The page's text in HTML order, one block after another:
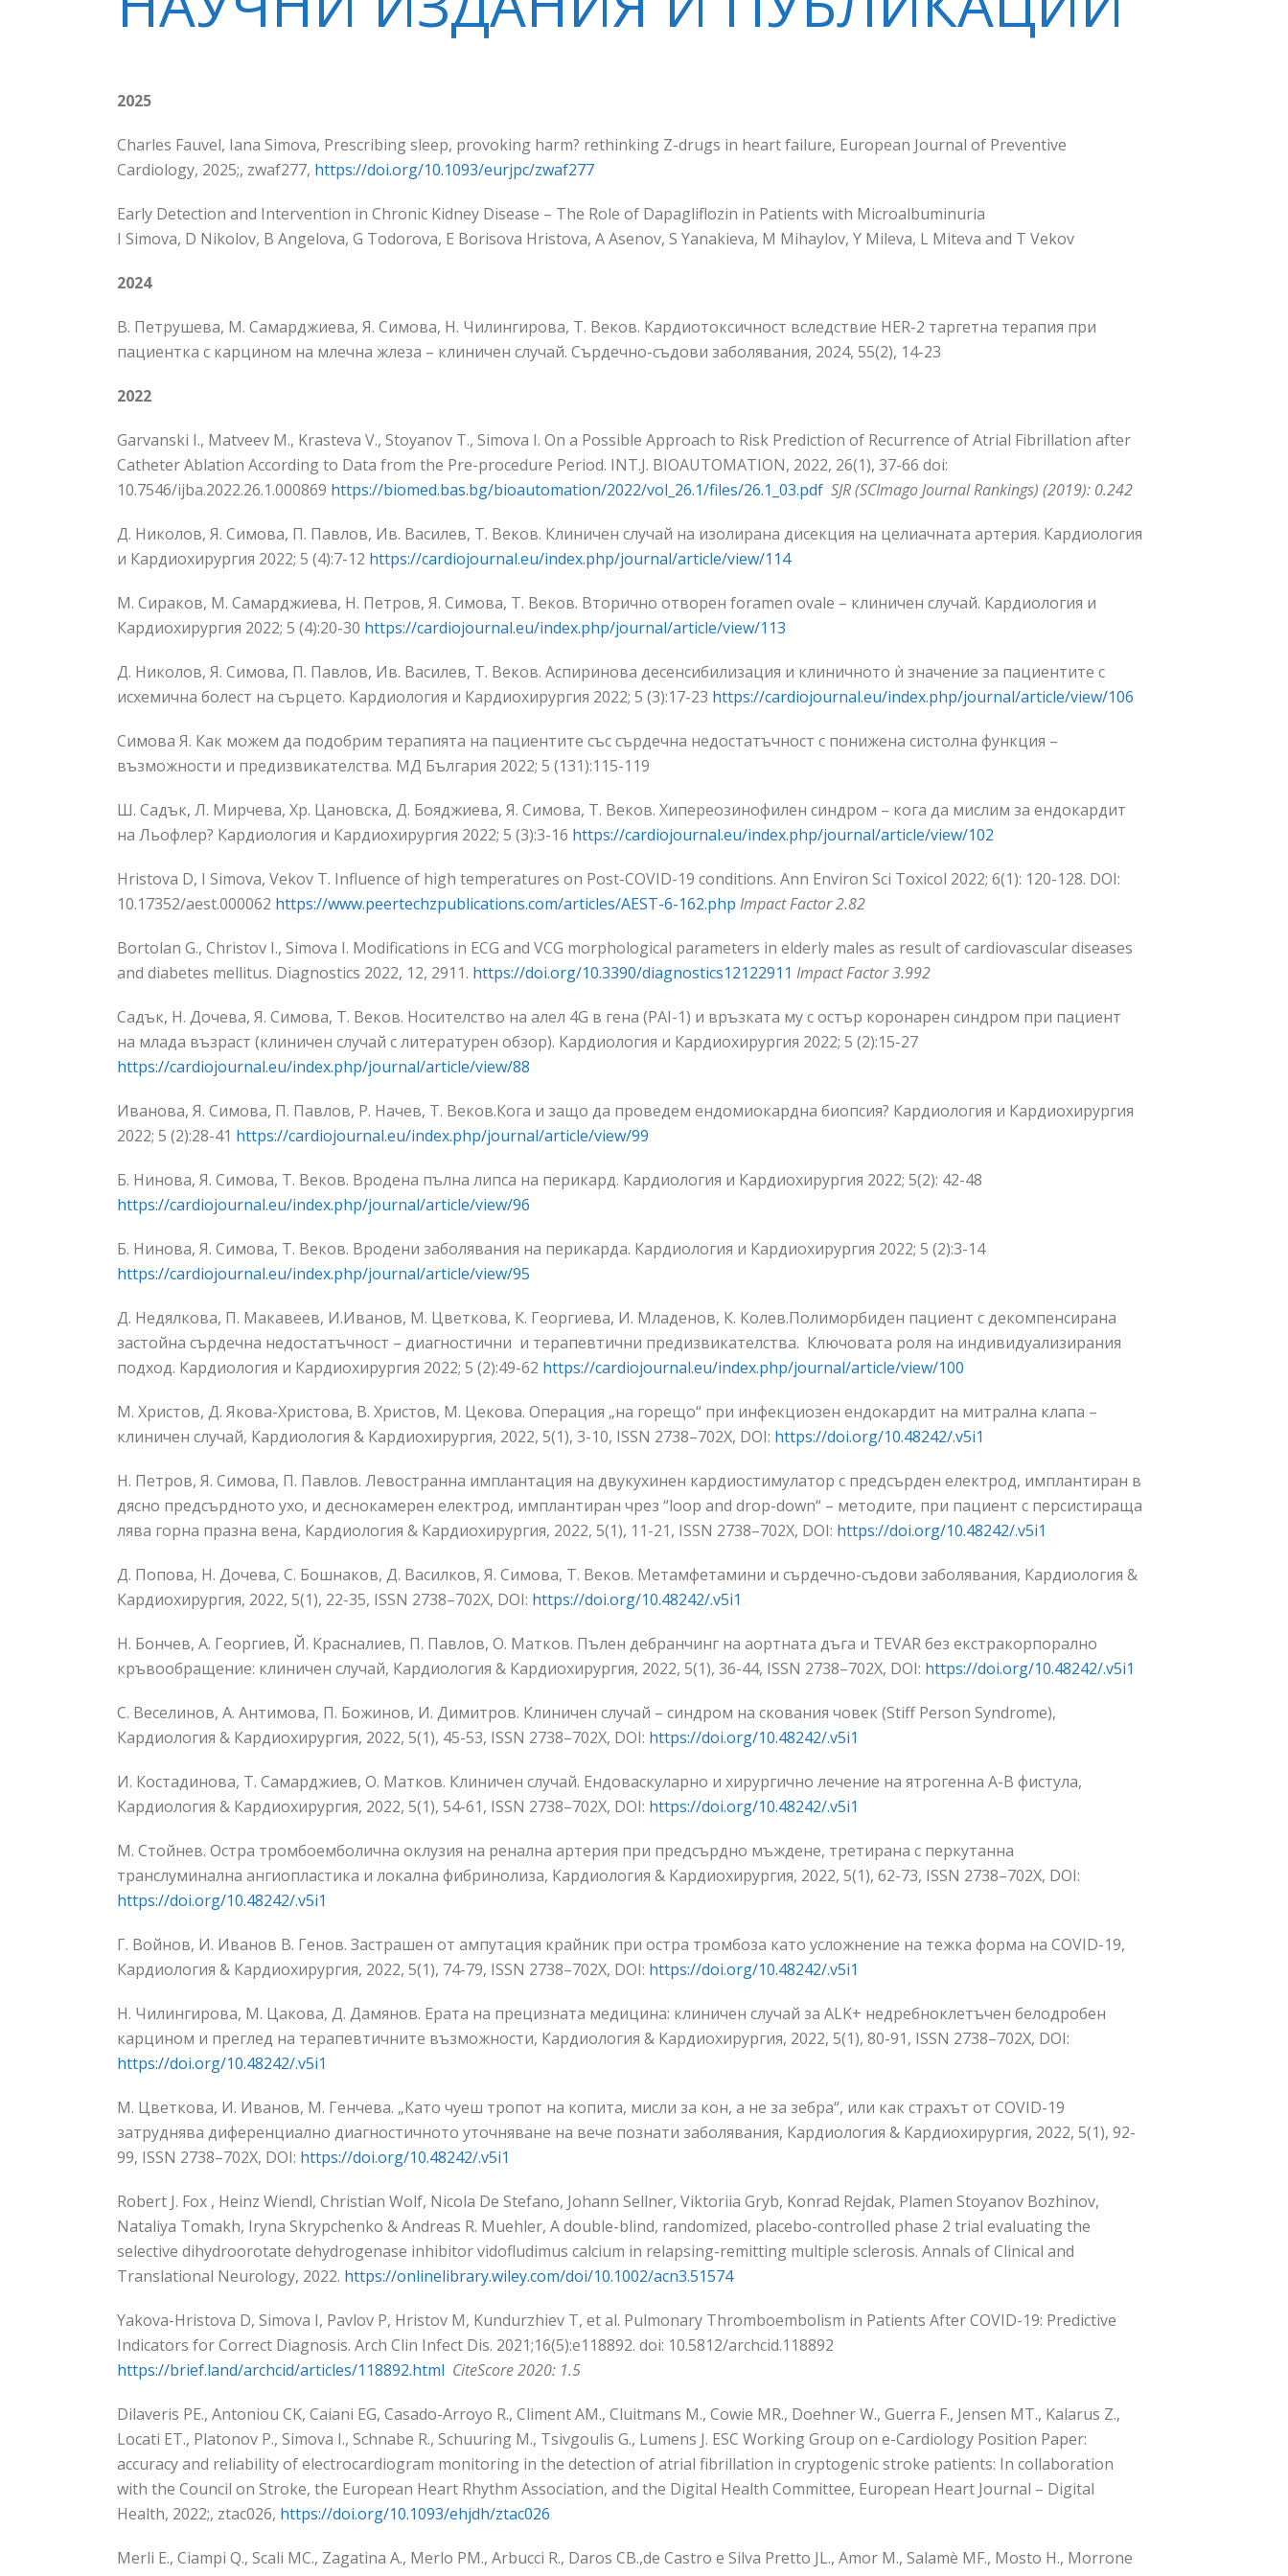
2025
Charles Fauvel, Iana Simova, Prescribing sleep, provoking harm? rethinking Z-drugs in heart failure, European Journal of Preventive
Cardiology, 2025;, zwaf277, https://doi.org/10.1093/eurjpc/zwaf277
Early Detection and Intervention in Chronic Kidney Disease – The Role of Dapagliflozin in Patients with Microalbuminuria
I Simova, D Nikolov, B Angelova, G Todorova, E Borisova Hristova, A Asenov, S Yanakieva, M Mihaylov, Y Mileva, L Miteva and Т Vekov
2024
В. Петрушева, М. Самарджиева, Я. Симова, Н. Чилингирова, Т. Веков. Кардиотоксичност вследствие HER-2 таргетна терапия при
пациентка с карцином на млечна жлеза – клиничен случай. Сърдечно-съдови заболявания, 2024, 55(2), 14-23
2022
Garvanski I., Matveev M., Krasteva V., Stoyanov T., Simova I. On a Possible Approach to Risk Prediction of Recurrence of Atrial Fibrillation аfter
Catheter Ablation According to Data from the Pre-procedure Period. INT.J. BIOAUTOMATION, 2022, 26(1), 37-66 doi:
10.7546/ijba.2022.26.1.000869 https://biomed.bas.bg/bioautomation/2022/vol_26.1/files/26.1_03.pdf SJR (SCImago Journal Rankings) (2019): 0.242
Д. Николов, Я. Симова, П. Павлов, Ив. Василев, Т. Веков. Клиничен случай на изолирана дисекция на целиачната артерия. Кардиология
и Кардиохирургия 2022; 5 (4):7-12 https://cardiojournal.eu/index.php/journal/article/view/114
М. Сираков, М. Самарджиева, Н. Петров, Я. Симова, Т. Веков. Вторично отворен foramen ovale – клиничен случай. Кардиология и
Кардиохирургия 2022; 5 (4):20-30 https://cardiojournal.eu/index.php/journal/article/view/113
Д. Николов, Я. Симова, П. Павлов, Ив. Василев, Т. Веков. Аспиринова десенсибилизация и клиничното ѝ значение за пациентите с
исхемична болест на сърцето. Кардиология и Кардиохирургия 2022; 5 (3):17-23 https://cardiojournal.eu/index.php/journal/article/view/106
Симова Я. Как можем да подобрим терапията на пациентите със сърдечна недостатъчност с понижена систолна функция –
възможности и предизвикателства. МД България 2022; 5 (131):115-119
Ш. Садък, Л. Мирчева, Хр. Цановска, Д. Бояджиева, Я. Симова, Т. Веков. Хипереозинофилен синдром – кога да мислим за ендокардит
на Льофлер? Кардиология и Кардиохирургия 2022; 5 (3):3-16 https://cardiojournal.eu/index.php/journal/article/view/102
Hristova D, I Simova, Vekov T. Influence of high temperatures on Post-COVID-19 conditions. Ann Environ Sci Toxicol 2022; 6(1): 120-128. DOI:
10.17352/aest.000062 https://www.peertechzpublications.com/articles/AEST-6-162.php Impact Factor 2.82
Bortolan G., Christov I., Simova I. Modifications in ECG and VCG morphological parameters in elderly males as result of cardiovascular diseases
and diabetes mellitus. Diagnostics 2022, 12, 2911. https://doi.org/10.3390/diagnostics12122911 Impact Factor 3.992
Садък, Н. Дочева, Я. Симова, Т. Веков. Носителство на aлел 4G в гена (PAI-1) и връзката му с остър коронарен синдром при пациент
на млада възраст (клиничен случай с литературен обзор). Кардиология и Кардиохирургия 2022; 5 (2):15-27
https://cardiojournal.eu/index.php/journal/article/view/88
Иванова, Я. Симова, П. Павлов, Р. Начев, T. Веков.Кога и защо да проведем ендомиокардна биопсия? Кардиология и Кардиохирургия
2022; 5 (2):28-41 https://cardiojournal.eu/index.php/journal/article/view/99
Б. Нинова, Я. Симова, Т. Веков. Вродена пълна липса на перикард. Кардиология и Кардиохирургия 2022; 5(2): 42-48
https://cardiojournal.eu/index.php/journal/article/view/96
Б. Нинова, Я. Симова, Т. Веков. Вродени заболявания на перикарда. Кардиология и Кардиохирургия 2022; 5 (2):3-14
https://cardiojournal.eu/index.php/journal/article/view/95
Д. Недялкова, П. Макавеев, И.Иванов, М. Цветкова, К. Георгиева, И. Младенов, К. Колев.Полиморбиден пациент с декомпенсирана
застойна сърдечна недостатъчност – диагностични и терапевтични предизвикателства. Ключовата роля на индивидуализирания
подход. Кардиология и Кардиохирургия 2022; 5 (2):49-62 https://cardiojournal.eu/index.php/journal/article/view/100
М. Христов, Д. Якова-Христова, В. Христов, М. Цекова. Операция „на горещо“ при инфекциозен ендокардит на митрална клапа –
клиничен случай, Кардиология & Кардиохирургия, 2022, 5(1), 3-10, ISSN 2738–702Х, DOI: https://doi.org/10.48242/.v5i1
Н. Петров, Я. Симова, П. Павлов. Левостранна имплантация на двукухинен кардиостимулатор с предсърден електрод, имплантиран в
дясно предсърдното ухо, и деснокамерен електрод, имплантиран чрез “loop and drop-down“ – методите, при пациент с персистиращa
лява горна празна вена, Кардиология & Кардиохирургия, 2022, 5(1), 11-21, ISSN 2738–702Х, DOI: https://doi.org/10.48242/.v5i1
Д. Попова, Н. Дочева, С. Бошнаков, Д. Василков, Я. Симова, Т. Веков. Meтамфетамини и сърдечно-съдови заболявания, Кардиология &
Кардиохирургия, 2022, 5(1), 22-35, ISSN 2738–702Х, DOI: https://doi.org/10.48242/.v5i1
Н. Бончев, А. Георгиев, Й. Красналиев, П. Павлов, О. Матков. Пълен дебранчинг на аортната дъга и TEVAR без екстракорпорално
кръвообращение: клиничен случай, Кардиология & Кардиохирургия, 2022, 5(1), 36-44, ISSN 2738–702Х, DOI: https://doi.org/10.48242/.v5i1
С. Веселинов, А. Антимова, П. Божинов, И. Димитров. Клиничен случай – синдром на скования човек (Stiff Person Syndrome),
Кардиология & Кардиохирургия, 2022, 5(1), 45-53, ISSN 2738–702Х, DOI: https://doi.org/10.48242/.v5i1
И. Костадинова, Т. Самарджиев, О. Матков. Клиничен случай. Ендоваскуларно и хирургично лечение на ятрогенна А-В фистула,
Кардиология & Кардиохирургия, 2022, 5(1), 54-61, ISSN 2738–702Х, DOI: https://doi.org/10.48242/.v5i1
М. Стойнев. Остра тромбоемболична оклузия на ренална артерия при предсърдно мъждене, третирана с перкутанна
транслуминална ангиопластика и локална фибринолиза, Кардиология & Кардиохирургия, 2022, 5(1), 62-73, ISSN 2738–702Х, DOI:
https://doi.org/10.48242/.v5i1
Г. Войнов, И. Иванов В. Генов. Застрашен от ампутация крайник при остра тромбоза като усложнение на тежка форма на COVID-19,
Кардиология & Кардиохирургия, 2022, 5(1), 74-79, ISSN 2738–702Х, DOI: https://doi.org/10.48242/.v5i1
Н. Чилингирова, М. Цакова, Д. Дамянов. Ерата на прецизната медицина: клиничен случай за ALK+ недребноклетъчен белодробен
карцином и преглед на терапевтичните възможности, Кардиология & Кардиохирургия, 2022, 5(1), 80-91, ISSN 2738–702Х, DOI:
https://doi.org/10.48242/.v5i1
М. Цветкова, И. Иванов, М. Генчева. „Като чуеш тропот на копита, мисли за кон, а не за зебра“, или как страхът от COVID-19
затруднява диференциално диагностичното уточняване на вече познати заболявания, Кардиология & Кардиохирургия, 2022, 5(1), 92-
99, ISSN 2738–702Х, DOI: https://doi.org/10.48242/.v5i1
Robert J. Fox , Heinz Wiendl, Christian Wolf, Nicola De Stefano, Johann Sellner, Viktoriia Gryb, Konrad Rejdak, Plamen Stoyanov Bozhinov,
Nataliya Tomakh, Iryna Skrypchenko & Andreas R. Muehler, A double-blind, randomized, placebo-controlled phase 2 trial evaluating the
selective dihydroorotate dehydrogenase inhibitor vidofludimus calcium in relapsing-remitting multiple sclerosis. Annals of Clinical and
Translational Neurology, 2022. https://onlinelibrary.wiley.com/doi/10.1002/acn3.51574
Yakova-Hristova D, Simova I, Pavlov P, Hristov M, Kundurzhiev T, et al. Pulmonary Thromboembolism in Patients After COVID-19: Predictive
Indicators for Correct Diagnosis. Arch Clin Infect Dis. 2021;16(5):e118892. doi: 10.5812/archcid.118892
https://brief.land/archcid/articles/118892.html CiteScore 2020: 1.5
Dilaveris PE., Antoniou CK, Caiani EG, Casado-Arroyo R., Climent AM., Cluitmans M., Cowie MR., Doehner W., Guerra F., Jensen MT., Kalarus Z.,
Locati ET., Platonov P., Simova I., Schnabe R., Schuuring M., Tsivgoulis G., Lumens J. ESC Working Group on e-Cardiology Position Paper:
accuracy and reliability of electrocardiogram monitoring in the detection of atrial fibrillation in cryptogenic stroke patients: In collaboration
with the Council on Stroke, the European Heart Rhythm Association, and the Digital Health Committee, European Heart Journal – Digital
Health, 2022;, ztac026, https://doi.org/10.1093/ehjdh/ztac026
Merli E., Ciampi Q., Scali MC., Zagatina A., Merlo PM., Arbucci R., Daros CB.,de Castro e Silva Pretto JL., Amor M., Salamè MF., Mosto H., Morrone